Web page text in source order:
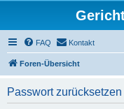
FAQ Kontakt
Foren-Übersicht
Passwort zurücksetzen